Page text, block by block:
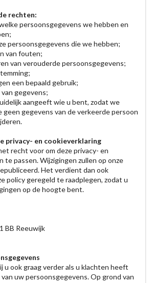
rechten:
persoonsgegevens we hebben en
persoonsgegevens die we hebben;
van fouten;
van verouderde persoonsgegevens;
een bepaald gebruik;
gegevens;
aangeeft wie u bent, zodat we
gegevens van de verkeerde persoon
privacy- en cookieverklaring
recht voor om deze privacy- en
te passen. Wijzigingen zullen op onze
Het verdient dan ook
policy geregeld te raadplegen, zodat u
op de hoogte bent.
BB Reeuwijk
u ook graag verder als u klachten heeft
uw persoonsgegevens. Op grond van